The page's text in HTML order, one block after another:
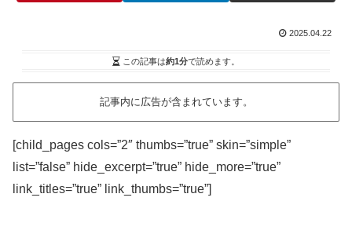
2025.04.22
この記事は約1分で読めます。
記事内に広告が含まれています。
[child_pages cols=”2″ thumbs=”true” skin=”simple”
list=”false” hide_excerpt=”true” hide_more=”true”
link_titles=”true” link_thumbs=”true”]